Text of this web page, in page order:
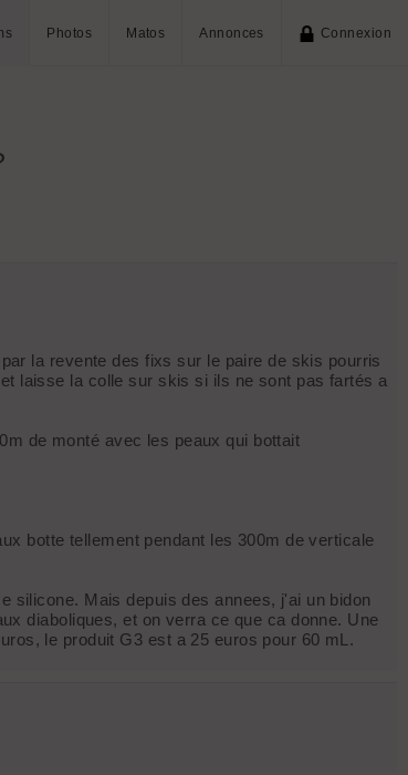
Photos Matos Annonces Connexion
la revente des fixs sur le paire de skis pourris
laisse la colle sur skis si ils ne sont pas fartés a
de monté avec les peaux qui bottait
botte tellement pendant les 300m de verticale
silicone. Mais depuis des annees, j'ai un bidon
diaboliques, et on verra ce que ca donne. Une
le produit G3 est a 25 euros pour 60 mL.